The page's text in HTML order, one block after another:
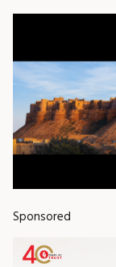
Sponsored